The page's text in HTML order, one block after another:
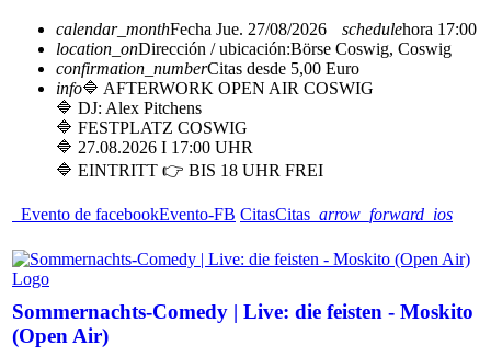
calendar_monthFecha Jue. 27/08/2026 schedulehora 17:00
location_onDirección / ubicación:Börse Coswig, Coswig
confirmation_numberCitas desde 5,00 Euro
info🔷 AFTERWORK OPEN AIR COSWIG
🔷 DJ: Alex Pitchens
🔷 FESTPLATZ COSWIG
🔷 27.08.2026 I 17:00 UHR
🔷 EINTRITT 👉 BIS 18 UHR FREI
Evento de facebookEvento-FB CitasCitas arrow_forward_ios
Sommernachts-Comedy | Live: die feisten - Moskito
(Open Air)